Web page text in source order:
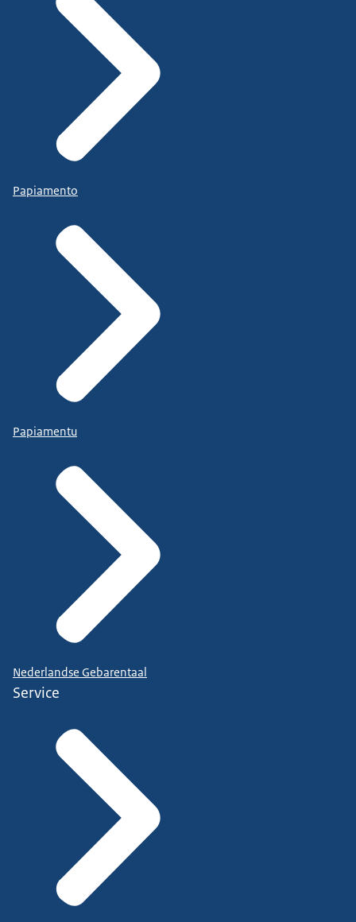
Papiamento
Papiamentu
Nederlandse Gebarentaal
Service